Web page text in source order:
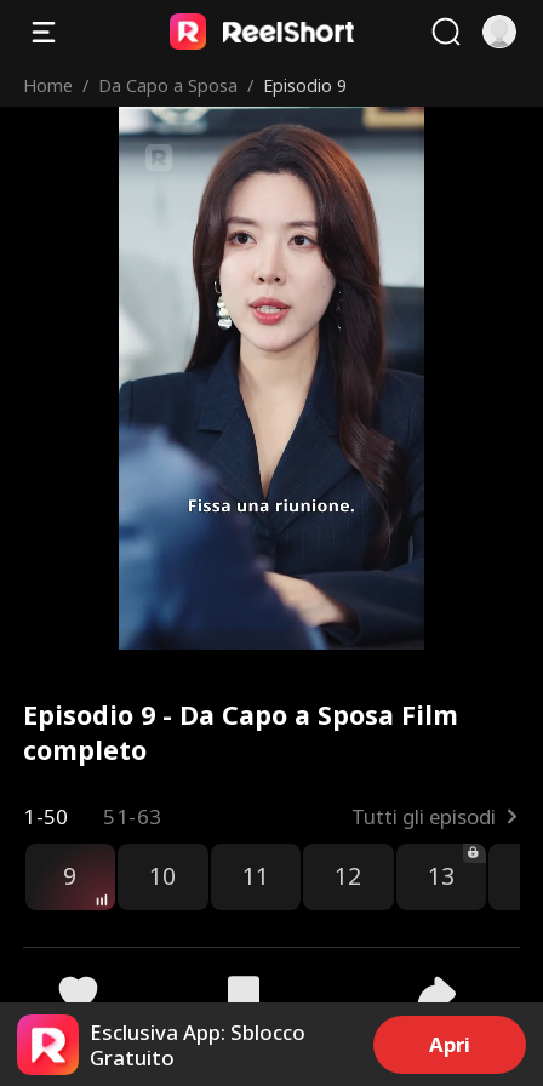
Home / Da Capo a Sposa / Episodio 9
Episodio 9 - Da Capo a Sposa Film
completo
1-50 51-63 Tutti gli episodi
9 10 11 12 13
59 796 Condividi
Esclusiva App: Sblocco
Gratuito
Apri